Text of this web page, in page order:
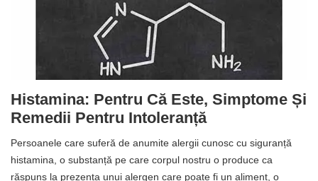
Histamina: Pentru Că Este, Simptome Și
Remedii Pentru Intoleranță
Persoanele care suferă de anumite alergii cunosc cu siguranță
histamina, o substanță pe care corpul nostru o produce ca
răspuns la prezența unui alergen care poate fi un aliment, o